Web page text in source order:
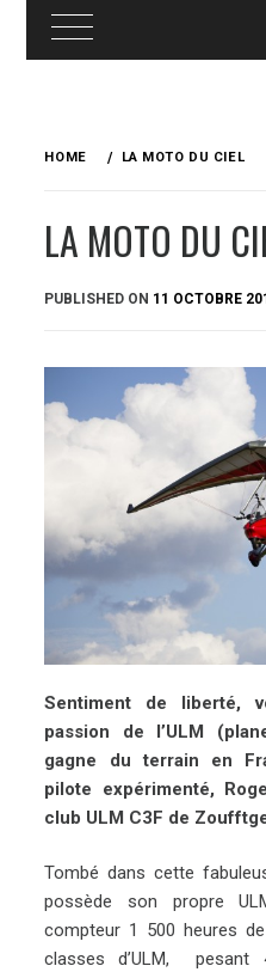
HOME LA MOTO DU CIEL
LA MOTO DU
PUBLISHED ON 11 OCTOBRE
Sentiment de liberté,
passion de l’ULM
gagne du terrain en
pilote expérimenté,
club ULM C3F de
Tombé dans cette
possède son propre
compteur 1 500 heures
classes d’ULM, pesant